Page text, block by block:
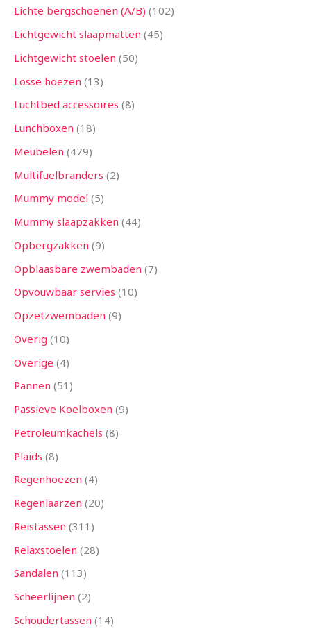
Lichte bergschoenen (A/B) 102
Lichtgewicht slaapmatten 45
Lichtgewicht stoelen 50
Losse hoezen 13
Luchtbed accessoires 8
Lunchboxen 18
Meubelen 479
Multifuelbranders 2
Mummy model 5
Mummy slaapzakken 44
Opbergzakken 9
Opblaasbare zwembaden 7
Opvouwbaar servies 10
Opzetzwembaden 9
Overig 10
Overige 4
Pannen 51
Passieve Koelboxen 9
Petroleumkachels 8
Plaids 8
Regenhoezen 4
Regenlaarzen 20
Reistassen 311
Relaxstoelen 28
Sandalen 113
Scheerlijnen 2
Schoudertassen 14